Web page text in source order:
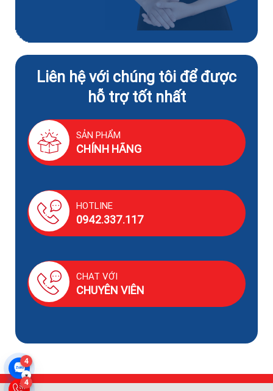
Liên hệ với chúng tôi để được
hỗ trợ tốt nhất
SẢN PHẨM
CHÍNH HÃNG
HOTLINE
0942.337.117
CHAT VỚI
CHUYÊN VIÊN
4
▾
4